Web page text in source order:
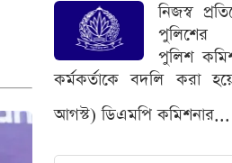
নিজস্ব
পুলিশের
পুলিশ
কর্মকর্তাকে বদলি করা
আগস্ট) ডিএমপি কমিশনার...